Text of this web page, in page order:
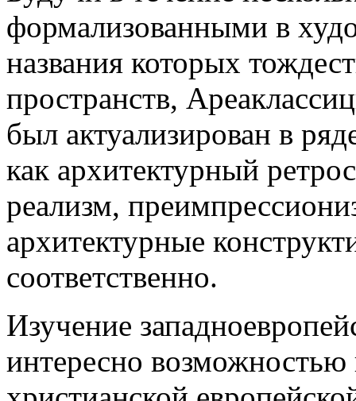
формализованными в
названия которых
пространств,
был актуализирован в
как архитектурный
реализм,
архитектурные
соответственно.
Изучение
интересно возможностью